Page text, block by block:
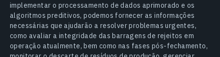
implementar o processamento de dados aprimorado e os
algoritmos preditivos, podemos fornecer as informações
necessárias que ajudarão a resolver problemas urgentes,
como avaliar a integridade das barragens de rejeitos em
operação atualmente, bem como nas fases pós-fechamento,